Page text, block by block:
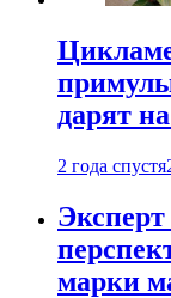
дарят
2 года спустя
марки